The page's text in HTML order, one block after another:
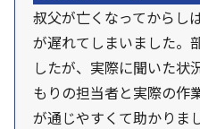
叔父が亡くなってからし
が遅れてしまいました。
したが、実際に聞いた状
もりの担当者と実際の作
が通じやすくて助かりま